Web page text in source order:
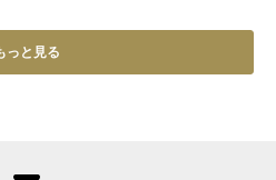
っと見る